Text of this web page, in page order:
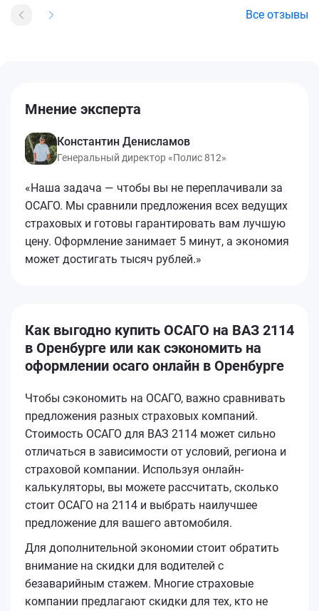
Все отзывы
Мнение эксперта
Константин Денисламов
Генеральный директор «Полис 812»
«Наша задача — чтобы вы не переплачивали за
ОСАГО. Мы сравнили предложения всех ведущих
страховых и готовы гарантировать вам лучшую
цену. Оформление занимает 5 минут, а экономия
может достигать тысяч рублей.»
Как выгодно купить ОСАГО на ВАЗ 2114
в Оренбурге или как сэкономить на
оформлении осаго онлайн в Оренбурге
Чтобы сэкономить на ОСАГО, важно сравнивать
предложения разных страховых компаний.
Стоимость ОСАГО для ВАЗ 2114 может сильно
отличаться в зависимости от условий, региона и
страховой компании. Используя онлайн-
калькуляторы, вы можете рассчитать, сколько
стоит ОСАГО на 2114 и выбрать наилучшее
предложение для вашего автомобиля.
Для дополнительной экономии стоит обратить
внимание на скидки для водителей с
безаварийным стажем. Многие страховые
компании предлагают скидки для тех, кто не